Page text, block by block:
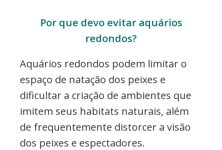
Por que devo evitar aquários
redondos?
Aquários redondos podem limitar o
espaço de natação dos peixes e
dificultar a criação de ambientes que
imitem seus habitats naturais, além
de frequentemente distorcer a visão
dos peixes e espectadores.